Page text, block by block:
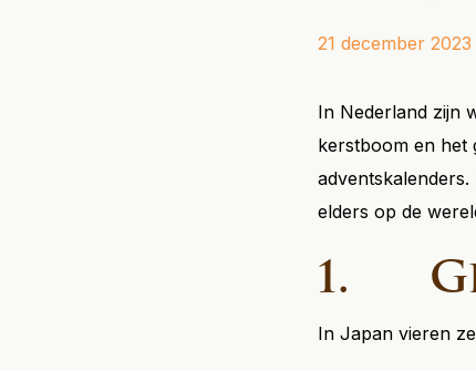
21 december 2023
In Nederland zijn
kerstboom en het
elders op de
1.
In Japan vieren